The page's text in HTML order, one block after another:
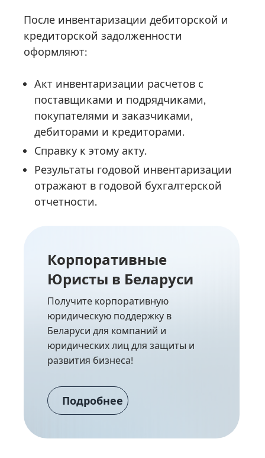
После инвентаризации дебиторской и
кредиторской задолженности
оформляют:
Акт инвентаризации расчетов с
поставщиками и подрядчиками,
покупателями и заказчиками,
дебиторами и кредиторами.
Справку к этому акту.
Результаты годовой инвентаризации
отражают в годовой бухгалтерской
отчетности.
Корпоративные
Юристы в Беларуси
Получите корпоративную
юридическую поддержку в
Беларуси для компаний и
юридических лиц для защиты и
развития бизнеса!
Подробнее